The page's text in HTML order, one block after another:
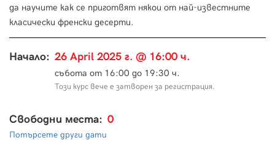
да научите как се приготвят някои от най-известните
класически френски десерти.
Начало: 26 April 2025 г. @ 16:00 ч.
събота от 16:00 до 19:30 ч.
Този курс вече е затворен за регистрация.
Свободни места: 0
Потърсете други дати